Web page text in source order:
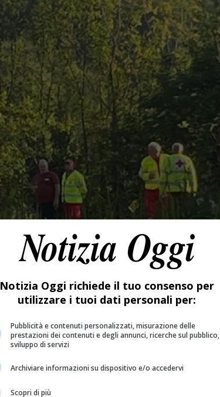
Notizia Oggi richiede il tuo consenso per
utilizzare i tuoi dati personali per:
Pubblicità e contenuti personalizzati, misurazione delle
prestazioni dei contenuti e degli annunci, ricerche sul pubblico,
sviluppo di servizi
Archiviare informazioni su dispositivo e/o accedervi
Scopri di più